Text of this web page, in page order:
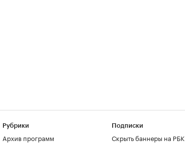
Рубрики
Архив программ
Подписки
Скрыть баннеры на РБК